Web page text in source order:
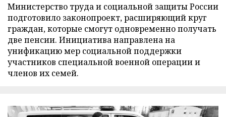
Министерство труда и социальной защиты России
подготовило законопроект, расширяющий круг
граждан, которые смогут одновременно получать
две пенсии. Инициатива направлена на
унификацию мер социальной поддержки
участников специальной военной операции и
членов их семей.